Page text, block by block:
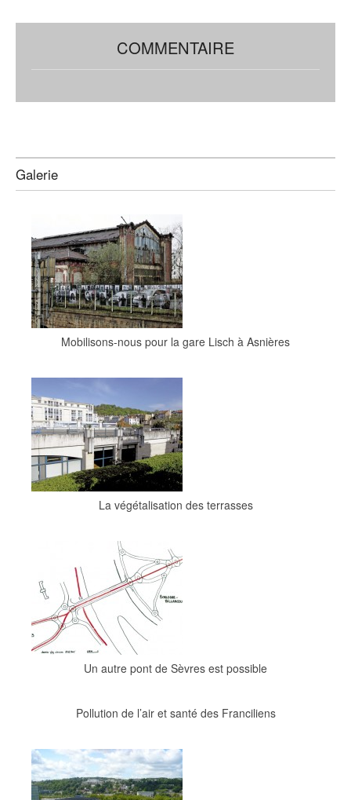
COMMENTAIRE
Galerie
Mobilisons-nous pour la gare Lisch à Asnières
La végétalisation des terrasses
Un autre pont de Sèvres est possible
Pollution de l’air et santé des Franciliens